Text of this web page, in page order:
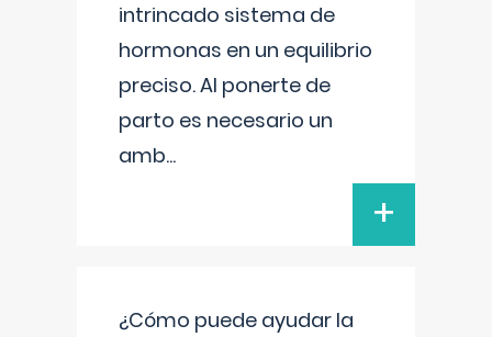
intrincado sistema de
hormonas en un equilibrio
preciso. Al ponerte de
parto es necesario un
amb...
+
¿Cómo puede ayudar la